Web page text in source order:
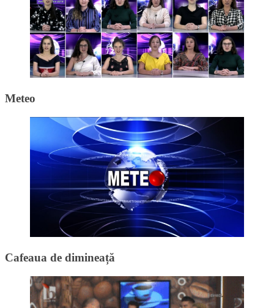
Meteo
Cafeaua de dimineață